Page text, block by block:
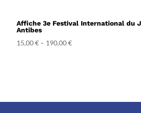
Affiche 3e Festival International du
Antibes
15,00€– 190,00€